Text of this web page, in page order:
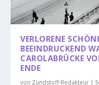
VERLORENE
BEEINDRUCKEND
CAROLABRÜCKE
ENDE
von Zündstoff-Redakteur |